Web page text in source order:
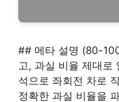
## 메타 설명 (80-
고, 과실 비율 제대로
석으로 좌회전 차로
정확한 과실 비율을